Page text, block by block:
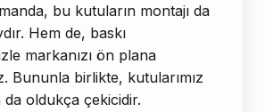
bu kutuların montajı da
Hem de, baskı
markanızı ön plana
Bununla birlikte, kutularımız
da oldukça çekicidir.